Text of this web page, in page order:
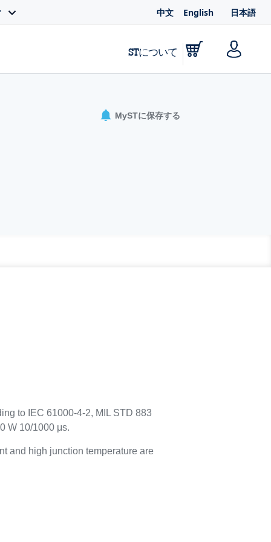
中文 English 日本語
STについて
MySTに保存する
to IEC 61000-4-2, MIL STD 883
W 10/1000 μs.
and high junction temperature are